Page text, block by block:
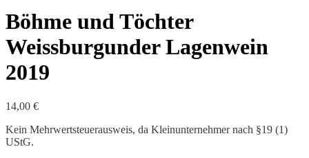
Böhme und Töchter
Weissburgunder Lagenwein
2019
14,00 €
Kein Mehrwertsteuerausweis, da Kleinunternehmer nach §19 (1)
UStG.